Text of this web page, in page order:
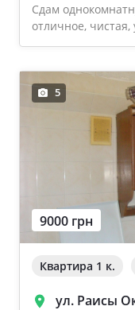
Сдам
отличное,
5
9000 грн
Квартира 1 к.
ул. Раисы